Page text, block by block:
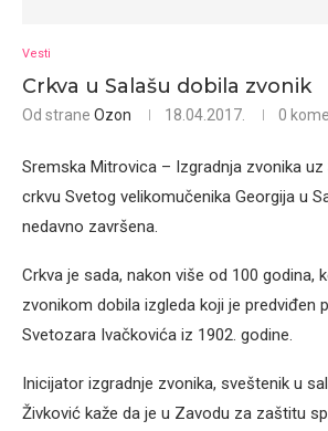
Vesti
Crkva u Salašu dobila zvonik
Od strane Ozon 18.04.2017. 0
Sremska Mitrovica – Izgradnja zvonika uz
crkvu Svetog velikomučenika Georgija u
nedavno završena.
Crkva je sada, nakon više od 100 godina,
zvonikom dobila izgleda koji je predviđen
Svetozara Ivačkovića iz 1902. godine.
Inicijator izgradnje zvonika, sveštenik u
Živković kaže da je u Zavodu za zaštitu